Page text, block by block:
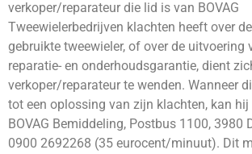
verkoper/reparateur die lid is van BOVAG
Tweewielerbedrijven klachten heeft over
gebruikte tweewieler, of over de uitvoering
reparatie- en onderhoudsgarantie, dient
verkoper/reparateur te wenden. Wanneer
tot een oplossing van zijn klachten, kan
BOVAG Bemiddeling, Postbus 1100, 3980
0900 2692268 (35 eurocent/minuut). Dit